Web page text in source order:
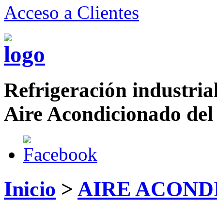
Acceso a Clientes
Refrigeración
Aire Acondicionado
Inicio > AIRE